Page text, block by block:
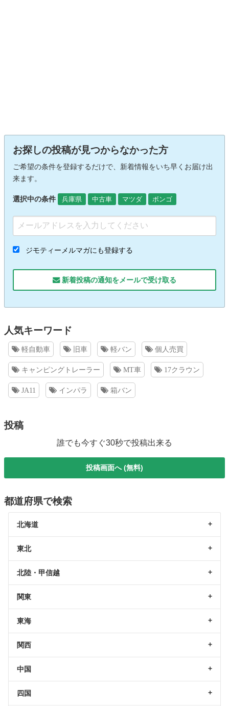
お探しの投稿が見つからなかった方
ご希望の条件を登録するだけで、新着情報をいち早くお届け出
来ます。
選択中の条件 兵庫県 中古車 マツダ ボンゴ
ジモティーメルマガにも登録する
新着投稿の通知をメールで受け取る
人気キーワード
軽自動車 旧車 軽バン 個人売買
キャンピングトレーラー MT車 17クラウン
JA11 インパラ 箱バン
投稿
誰でも今すぐ30秒で投稿出来る
投稿画面へ (無料)
都道府県で検索
北海道
東北
北陸・甲信越
関東
東海
関西
中国
四国